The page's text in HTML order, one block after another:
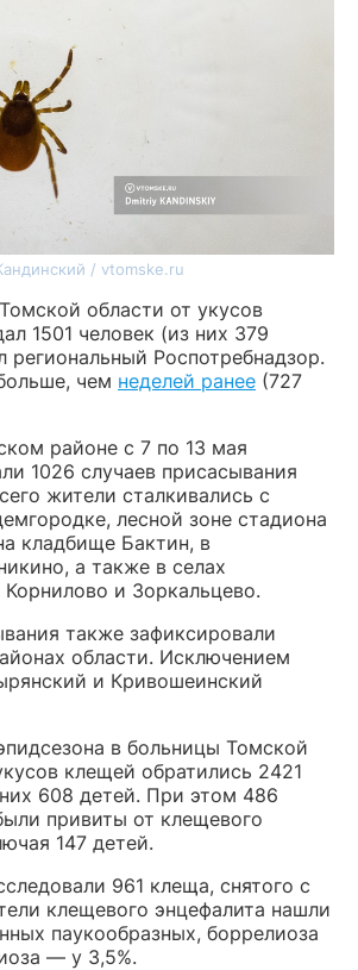
/ vtomske.ru
области от укусов
1501 человек (из них 379
региональный Роспотребнадзор.
чем неделей ранее (727
районе с 7 по 13 мая
1026 случаев присасывания
жители сталкивались с
лесной зоне стадиона
кладбище Бактин, в
а также в селах
и Зоркальцево.
также зафиксировали
области. Исключением
и Кривошеинский
в больницы Томской
клещей обратились 2421
608 детей. При этом 486
привиты от клещевого
147 детей.
961 клеща, снятого с
клещевого энцефалита нашли
паукообразных, боррелиоза
— у 3,5%.